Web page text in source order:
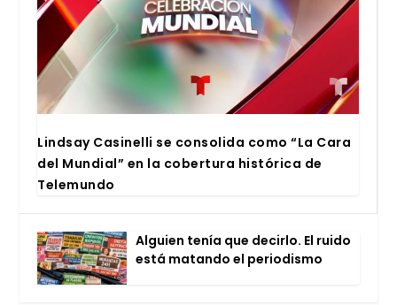
Lind­say Casi­ne­lli se con­so­li­da como “La Cara
del Mun­dial” en la cober­tu­ra his­tó­ri­ca de
Tele­mun­do
Alguien tenía que decir­lo. El rui­do
está matan­do el perio­dis­mo